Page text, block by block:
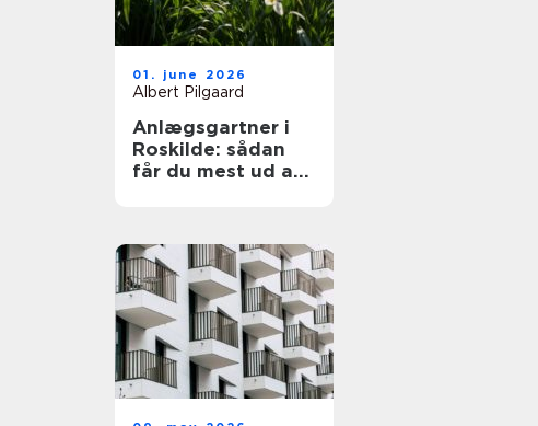
01. june 2026
Albert Pilgaard
Anlægsgartner i
Roskilde: sådan
får du mest ud af